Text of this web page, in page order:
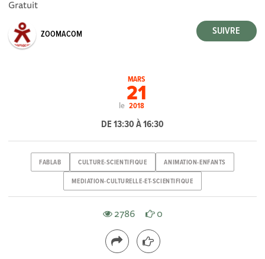
Gratuit
ZOOMACOM
le
MARS
21
2018
DE 13:30 À 16:30
FABLAB CULTURE-SCIENTIFIQUE ANIMATION-ENFANTS
MEDIATION-CULTURELLE-ET-SCIENTIFIQUE
2786 0